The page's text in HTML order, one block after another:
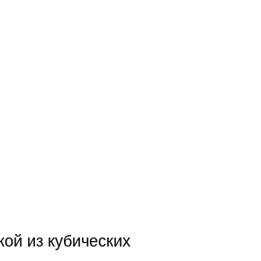
из кубических